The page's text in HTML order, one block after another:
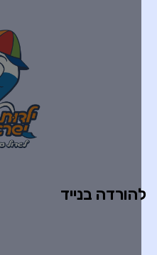
בנייד